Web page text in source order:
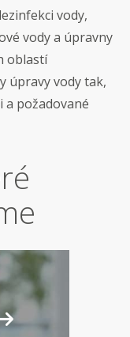
vody,
vody a úpravny
oblastí
úpravy vody tak,
a požadované